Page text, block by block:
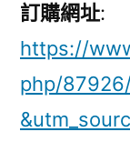
訂購網址:
https://
php/